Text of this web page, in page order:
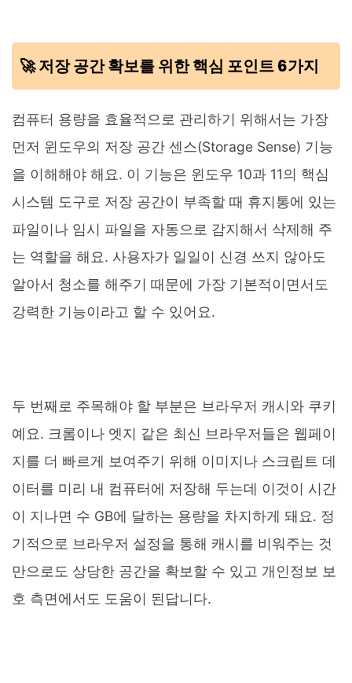
🚀 저장 공간 확보를 위한 핵심 포인트 6가지
컴퓨터 용량을 효율적으로 관리하기 위해서는 가장
먼저 윈도우의 저장 공간 센스(Storage Sense) 기능
을 이해해야 해요. 이 기능은 윈도우 10과 11의 핵심
시스템 도구로 저장 공간이 부족할 때 휴지통에 있는
파일이나 임시 파일을 자동으로 감지해서 삭제해 주
는 역할을 해요. 사용자가 일일이 신경 쓰지 않아도
알아서 청소를 해주기 때문에 가장 기본적이면서도
강력한 기능이라고 할 수 있어요.
두 번째로 주목해야 할 부분은 브라우저 캐시와 쿠키
예요. 크롬이나 엣지 같은 최신 브라우저들은 웹페이
지를 더 빠르게 보여주기 위해 이미지나 스크립트 데
이터를 미리 내 컴퓨터에 저장해 두는데 이것이 시간
이 지나면 수 GB에 달하는 용량을 차지하게 돼요. 정
기적으로 브라우저 설정을 통해 캐시를 비워주는 것
만으로도 상당한 공간을 확보할 수 있고 개인정보 보
호 측면에서도 도움이 된답니다.